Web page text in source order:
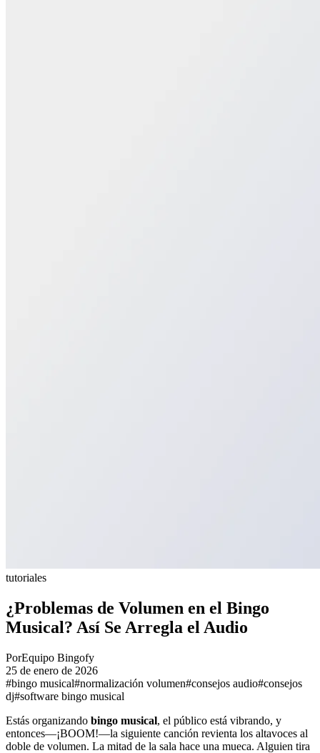
tutoriales
¿Problemas de Volumen en el Bingo
Musical? Así Se Arregla el Audio
PorEquipo Bingofy
25 de enero de 2026
#bingo musical#normalización volumen#consejos audio#consejos
dj#software bingo musical
Estás organizando bingo musical, el público está vibrando, y
entonces—¡BOOM!—la siguiente canción revienta los altavoces al
doble de volumen. La mitad de la sala hace una mueca. Alguien tira